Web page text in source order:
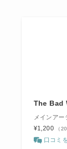
The Bad
メインア
¥1,200
（
口コミ